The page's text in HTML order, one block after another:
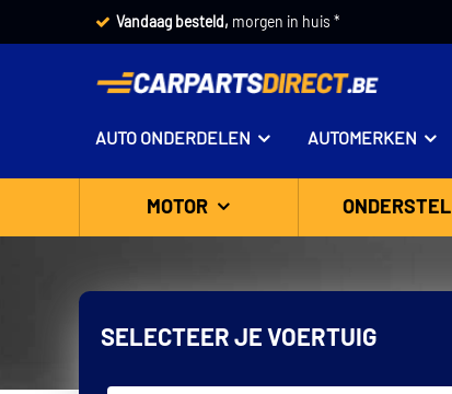
Vandaag besteld, morgen in huis *
AUTO ONDERDELEN AUTOMERKEN
MOTOR ONDERSTEL
SELECTEER JE VOERTUIG